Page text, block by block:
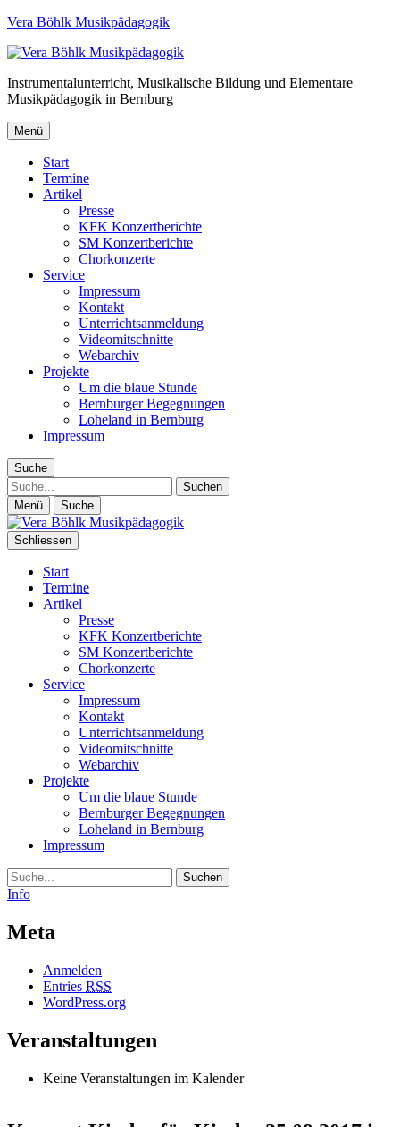
Vera Böhlk Musikpädagogik
Instrumentalunterricht, Musikalische Bildung und Elementare
Musikpädagogik in Bernburg
Menü
Start
Termine
Artikel
Presse
KFK Konzertberichte
SM Konzertberichte
Chorkonzerte
Service
Impressum
Kontakt
Unterrichtsanmeldung
Videomitschnitte
Webarchiv
Projekte
Um die blaue Stunde
Bernburger Begegnungen
Loheland in Bernburg
Impressum
Suche
Suche
Menü Suche
Schliessen
Start
Termine
Artikel
Presse
KFK Konzertberichte
SM Konzertberichte
Chorkonzerte
Service
Impressum
Kontakt
Unterrichtsanmeldung
Videomitschnitte
Webarchiv
Projekte
Um die blaue Stunde
Bernburger Begegnungen
Loheland in Bernburg
Impressum
Suche
Info
Meta
Anmelden
Entries RSS
WordPress.org
Veranstaltungen
Keine Veranstaltungen im Kalender